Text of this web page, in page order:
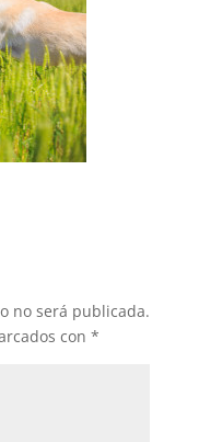
no será publicada.
con *